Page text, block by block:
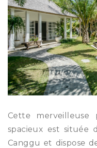
Cette
spacieux est située
Canggu et dispose